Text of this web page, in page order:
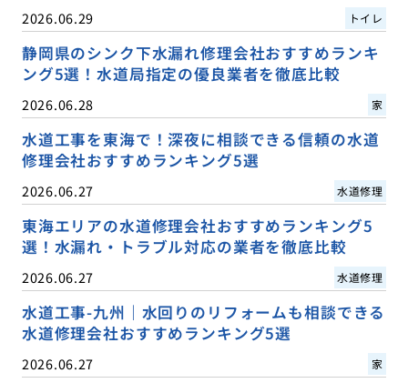
2026.06.29 トイレ
静岡県のシンク下水漏れ修理会社おすすめランキ
ング5選！水道局指定の優良業者を徹底比較
2026.06.28 家
水道工事を東海で！深夜に相談できる信頼の水道
修理会社おすすめランキング5選
2026.06.27 水道修理
東海エリアの水道修理会社おすすめランキング5
選！水漏れ・トラブル対応の業者を徹底比較
2026.06.27 水道修理
水道工事-九州｜水回りのリフォームも相談できる
水道修理会社おすすめランキング5選
2026.06.27 家